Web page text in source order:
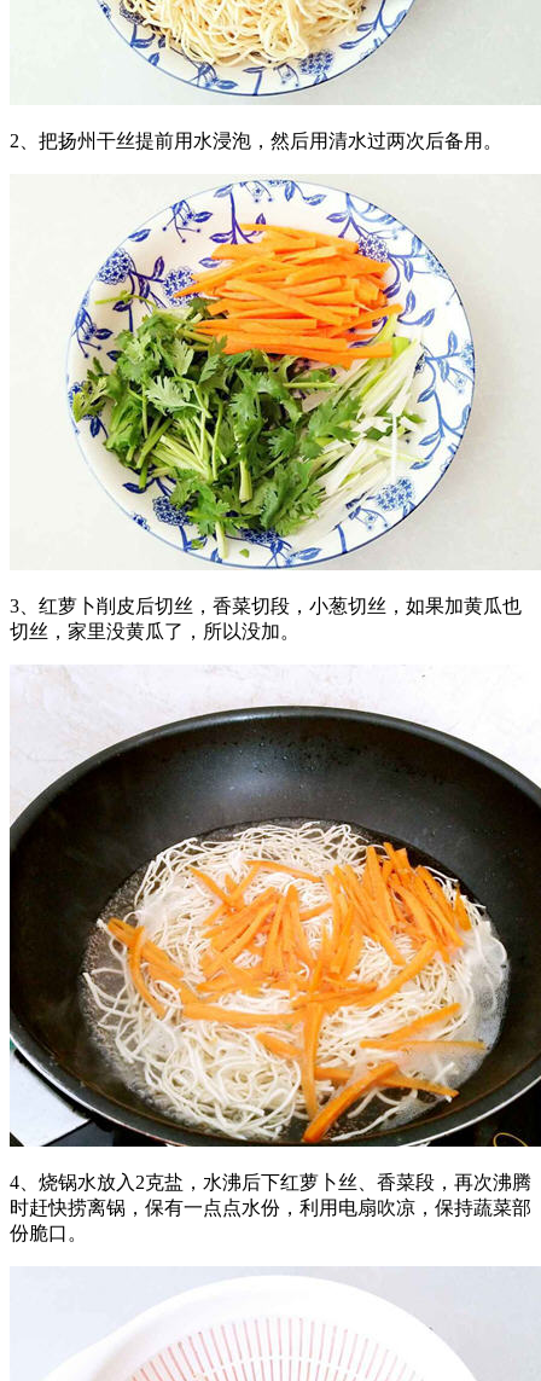
2、把扬州干丝提前用水浸泡，然后用清水过两次后备用。
3、红萝卜削皮后切丝，香菜切段，小葱切丝，如果加黄瓜也
切丝，家里没黄瓜了，所以没加。
4、烧锅水放入2克盐，水沸后下红萝卜丝、香菜段，再次沸腾
时赶快捞离锅，保有一点点水份，利用电扇吹凉，保持蔬菜部
份脆口。